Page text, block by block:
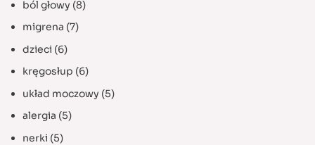
ból głowy (8)
migrena (7)
dzieci (6)
kręgosłup (6)
układ moczowy (5)
alergia (5)
nerki (5)